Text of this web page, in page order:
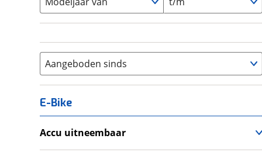
Aangeboden sinds
E-Bike
Accu uitneembaar